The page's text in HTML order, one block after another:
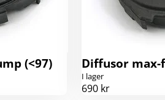
(<97) Diffusor max-
I lager
690 kr